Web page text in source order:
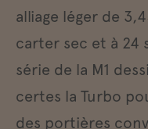
alliage léger de
carter sec et à 24
série de la M1
certes la Turbo
des portières